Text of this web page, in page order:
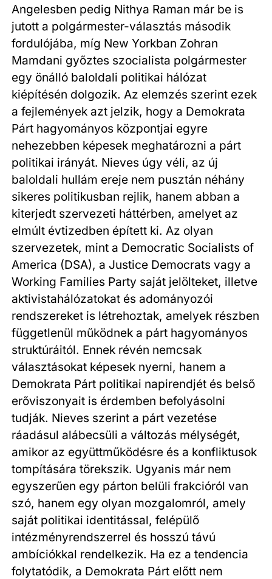
Angelesben pedig Nithya Raman már be is
jutott a polgármester-választás második
fordulójába, míg New Yorkban Zohran
Mamdani győztes szocialista polgármester
egy önálló baloldali politikai hálózat
kiépítésén dolgozik. Az elemzés szerint ezek
a fejlemények azt jelzik, hogy a Demokrata
Párt hagyományos központjai egyre
nehezebben képesek meghatározni a párt
politikai irányát. Nieves úgy véli, az új
baloldali hullám ereje nem pusztán néhány
sikeres politikusban rejlik, hanem abban a
kiterjedt szervezeti háttérben, amelyet az
elmúlt évtizedben épített ki. Az olyan
szervezetek, mint a Democratic Socialists of
America (DSA), a Justice Democrats vagy a
Working Families Party saját jelölteket, illetve
aktivistahálózatokat és adományozói
rendszereket is létrehoztak, amelyek részben
függetlenül működnek a párt hagyományos
struktúráitól. Ennek révén nemcsak
választásokat képesek nyerni, hanem a
Demokrata Párt politikai napirendjét és belső
erőviszonyait is érdemben befolyásolni
tudják. Nieves szerint a párt vezetése
ráadásul alábecsüli a változás mélységét,
amikor az együttműködésre és a konfliktusok
tompítására törekszik. Ugyanis már nem
egyszerűen egy párton belüli frakcióról van
szó, hanem egy olyan mozgalomról, amely
saját politikai identitással, felépülő
intézményrendszerrel és hosszú távú
ambíciókkal rendelkezik. Ha ez a tendencia
folytatódik, a Demokrata Párt előtt nem